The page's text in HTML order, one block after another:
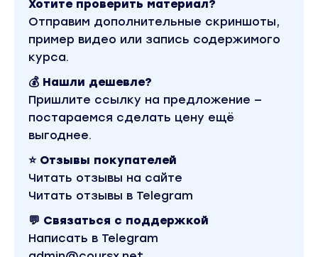
Хотите проверить материал?
Отправим дополнительные скриншоты,
пример видео или запись содержимого
курса.
💰 Нашли дешевле?
Пришлите ссылку на предложение —
постараемся сделать цену ещё
выгоднее.
⭐ Отзывы покупателей
Читать отзывы на сайте
Читать отзывы в Telegram
💬 Связаться с поддержкой
Написать в Telegram